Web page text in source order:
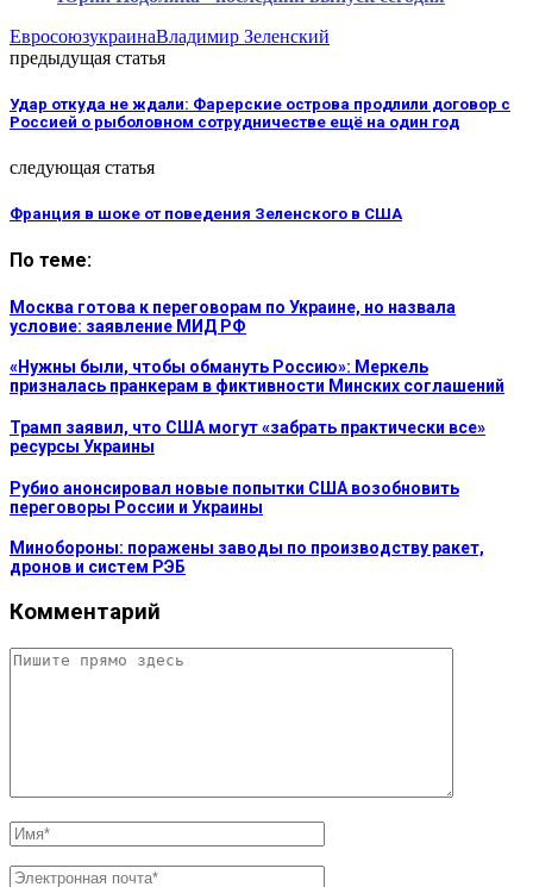
ЕвросоюзукраинаВладимир Зеленский
предыдущая статья
Удар откуда не ждали: Фарерские острова продлили договор с
Россией о рыболовном сотрудничестве ещё на один год
следующая статья
Франция в шоке от поведения Зеленского в США
По теме:
Москва готова к переговорам по Украине, но назвала
условие: заявление МИД РФ
«Нужны были, чтобы обмануть Россию»: Меркель
призналась пранкерам в фиктивности Минских соглашений
Трамп заявил, что США могут «забрать практически все»
ресурсы Украины
Рубио анонсировал новые попытки США возобновить
переговоры России и Украины
Минобороны: поражены заводы по производству ракет,
дронов и систем РЭБ
Комментарий